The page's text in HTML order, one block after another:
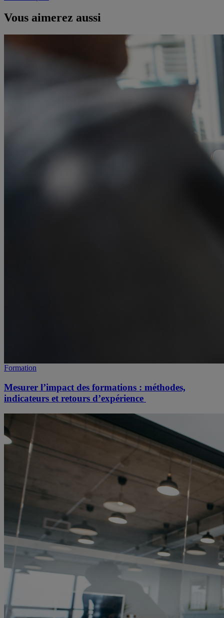
Vous aimerez aussi
Formation
Mesurer l’impact des formations : méthodes,
indicateurs et retours d’expérience